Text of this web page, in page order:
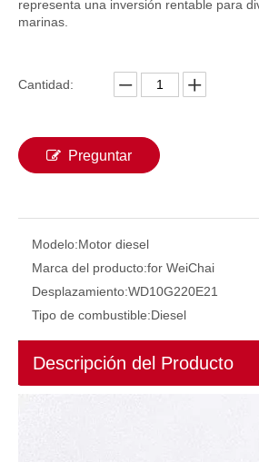
representa una inversión rentable para
marinas.
Cantidad:
Preguntar
Modelo:Motor diesel
Marca del producto:for WeiChai
Desplazamiento:WD10G220E21
Tipo de combustible:Diesel
Descripción del Producto